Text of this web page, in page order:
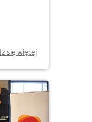
się więcej